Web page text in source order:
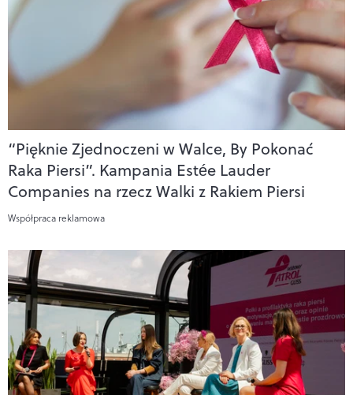
“Pięknie Zjednoczeni w Walce, By Pokonać
Raka Piersi”. Kampania Estée Lauder
Companies na rzecz Walki z Rakiem Piersi
Współpraca reklamowa